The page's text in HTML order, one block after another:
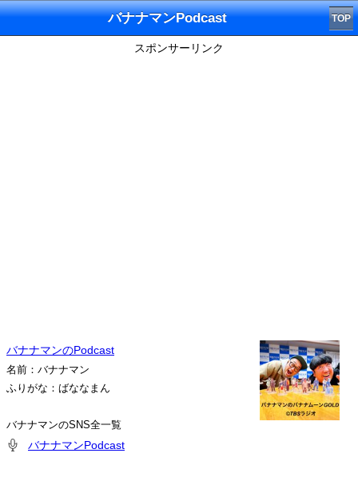
バナナマンPodcast TOP
スポンサーリンク
バナナマンのPodcast
名前：バナナマン
ふりがな：ばななまん
バナナマンのSNS全一覧
バナナマンPodcast